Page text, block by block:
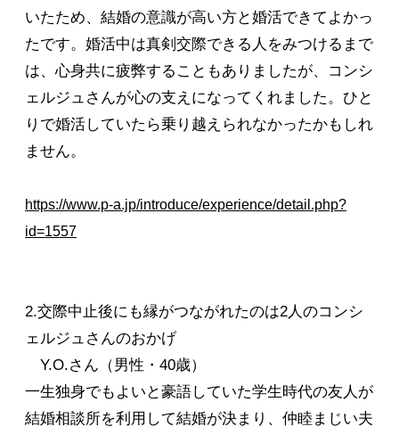
いたため、結婚の意識が高い方と婚活できてよかっ
たです。婚活中は真剣交際できる人をみつけるまで
は、心身共に疲弊することもありましたが、コンシ
ェルジュさんが心の支えになってくれました。ひと
りで婚活していたら乗り越えられなかったかもしれ
ません。
https://www.p-a.jp/introduce/experience/detail.php?
id=1557
2.交際中止後にも縁がつながれたのは2人のコンシ
ェルジュさんのおかげ
Y.O.さん（男性・40歳）
一生独身でもよいと豪語していた学生時代の友人が
結婚相談所を利用して結婚が決まり、仲睦まじい夫